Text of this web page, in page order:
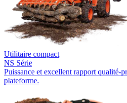
Utilitaire compact
NS Série
Puissance et excellent rapport qualité-
plateforme.